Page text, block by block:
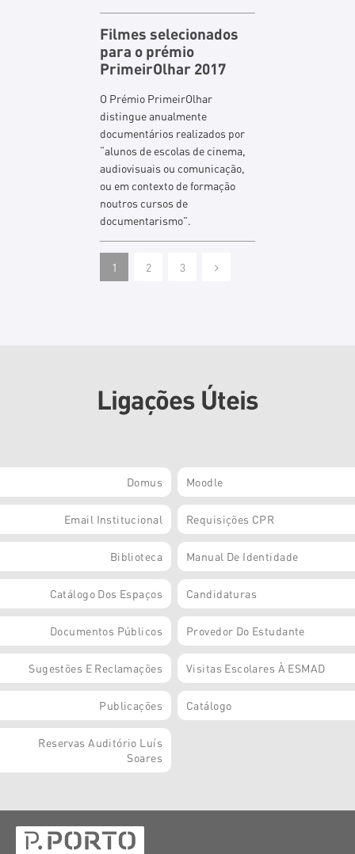
Filmes selecionados
para o prémio
PrimeirOlhar 2017
O Prémio PrimeirOlhar
distingue anualmente
documentários realizados por
“alunos de escolas de cinema,
audiovisuais ou comunicação,
ou em contexto de formação
noutros cursos de
documentarismo”.
1 2 3
Ligações Úteis
Domus Moodle
Email Institucional Requisições CPR
Biblioteca Manual De Identidade
Catálogo Dos Espaços Candidaturas
Documentos Públicos Provedor Do Estudante
Sugestões E Reclamações Visitas Escolares À ESMAD
Publicações Catálogo
Reservas Auditório Luís
Soares